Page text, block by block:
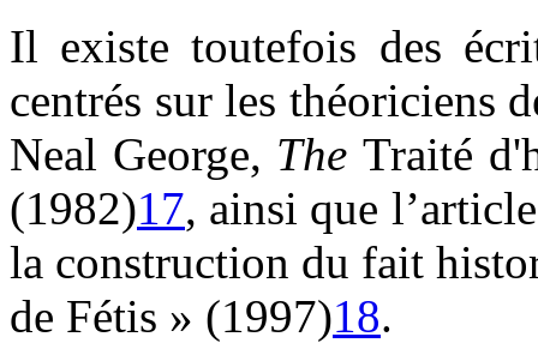
Il existe toutefois des
centrés sur les théoriciens
Neal George, TheTraité
(1982)17, ainsi que
la construction du fait
de Fétis » (1997)18.